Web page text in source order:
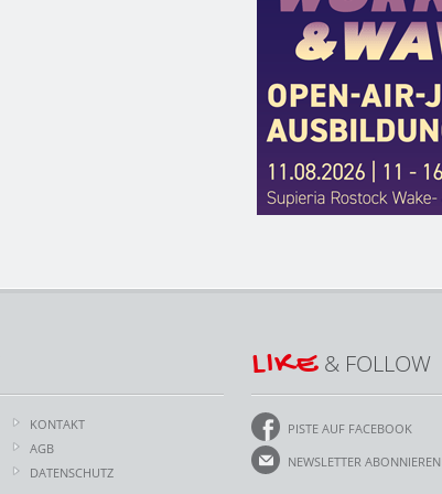
KONTAKT
AGB
DATENSCHUTZ
LIKE& FOLLOW
PISTE AUF FACEBOOK
NEWSLETTER ABONNIEREN